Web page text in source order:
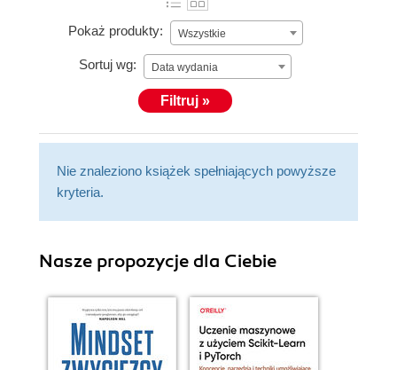
Pokaż produkty: Wszystkie
Sortuj wg: Data wydania
Filtruj »
Nie znaleziono książek spełniających powyższe
kryteria.
Nasze propozycje dla Ciebie